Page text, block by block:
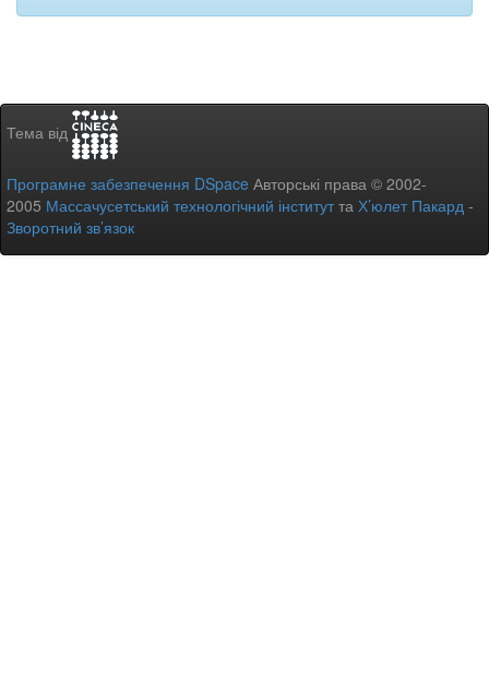
Тема від
Програмне забезпечення DSpace Авторські права © 2002-
2005 Массачусетський технологічний інститутта Х’юлет Пакард -
Зворотний зв’язок